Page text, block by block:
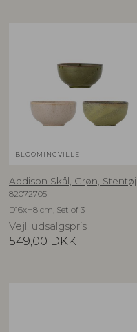
BLOOMINGVILLE
Addison Skål, Grøn, Stentøj
82072705
D16xH8 cm, Set of 3
Vejl. udsalgspris
549,00 DKK